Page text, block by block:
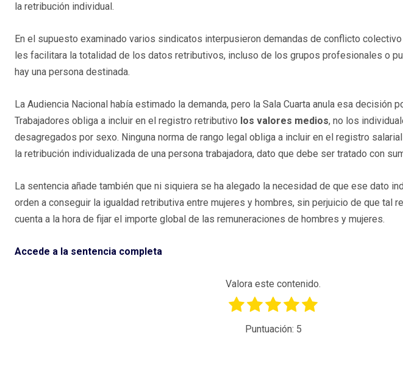
la retribución individual.
En el supuesto examinado varios sindicatos interpusieron demandas de conflicto
les facilitara la totalidad de los datos retributivos, incluso de los grupos profesionales o
hay una persona destinada.
La Audiencia Nacional había estimado la demanda, pero la Sala Cuarta anula esa decisión
Trabajadores obliga a incluir en el registro retributivo los valores medios, no los
desagregados por sexo. Ninguna norma de rango legal obliga a incluir en el registro
la retribución individualizada de una persona trabajadora, dato que debe ser tratado con
La sentencia añade también que ni siquiera se ha alegado la necesidad de que ese dato
orden a conseguir la igualdad retributiva entre mujeres y hombres, sin perjuicio de que tal
cuenta a la hora de fijar el importe global de las remuneraciones de hombres y mujeres.
Accede a la sentencia completa
Valora este contenido.
Puntuación: 5